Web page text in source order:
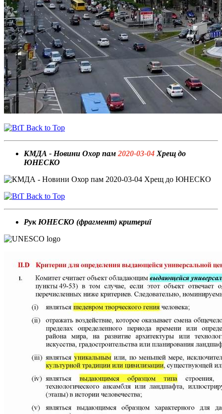
Back to Top
КМДА - Новини Охор пам 2020-03-04 Хрещ до
ЮНЕСКО
Back to Top
Рук ЮНЕСКО (фрагмент) критериї